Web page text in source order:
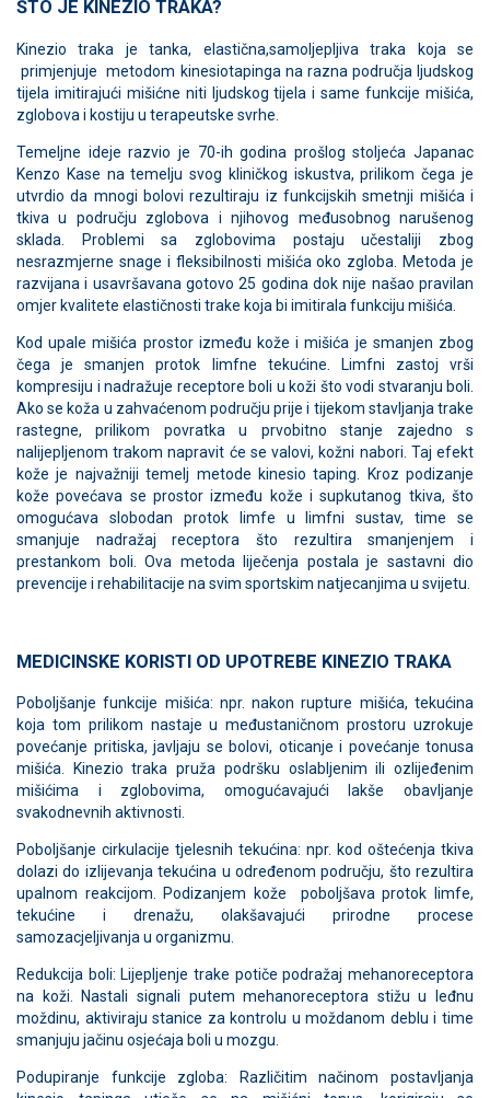
ŠTO JE KINEZIO TRAKA?
Kinezio traka je tanka, elastična,samoljepljiva traka koja se
primjenjuje metodom kinesiotapinga na razna područja ljudskog
tijela imitirajući mišićne niti ljudskog tijela i same funkcije mišića,
zglobova i kostiju u terapeutske svrhe.
Temeljne ideje razvio je 70-ih godina prošlog stoljeća Japanac
Kenzo Kase na temelju svog kliničkog iskustva, prilikom čega je
utvrdio da mnogi bolovi rezultiraju iz funkcijskih smetnji mišića i
tkiva u području zglobova i njihovog međusobnog narušenog
sklada. Problemi sa zglobovima postaju učestaliji zbog
nesrazmjerne snage i fleksibilnosti mišića oko zgloba. Metoda je
razvijana i usavršavana gotovo 25 godina dok nije našao pravilan
omjer kvalitete elastičnosti trake koja bi imitirala funkciju mišića.
Kod upale mišića prostor između kože i mišića je smanjen zbog
čega je smanjen protok limfne tekućine. Limfni zastoj vrši
kompresiju i nadražuje receptore boli u koži što vodi stvaranju boli.
Ako se koža u zahvaćenom području prije i tijekom stavljanja trake
rastegne, prilikom povratka u prvobitno stanje zajedno s
nalijepljenom trakom napravit će se valovi, kožni nabori. Taj efekt
kože je najvažniji temelj metode kinesio taping. Kroz podizanje
kože povećava se prostor između kože i supkutanog tkiva, što
omogućava slobodan protok limfe u limfni sustav, time se
smanjuje nadražaj receptora što rezultira smanjenjem i
prestankom boli. Ova metoda liječenja postala je sastavni dio
prevencije i rehabilitacije na svim sportskim natjecanjima u svijetu.
MEDICINSKE KORISTI OD UPOTREBE KINEZIO TRAKA
Poboljšanje funkcije mišića: npr. nakon rupture mišića, tekućina
koja tom prilikom nastaje u međustaničnom prostoru uzrokuje
povećanje pritiska, javljaju se bolovi, oticanje i povećanje tonusa
mišića. Kinezio traka pruža podršku oslabljenim ili ozlijeđenim
mišićima i zglobovima, omogućavajući lakše obavljanje
svakodnevnih aktivnosti.
Poboljšanje cirkulacije tjelesnih tekućina: npr. kod oštećenja tkiva
dolazi do izlijevanja tekućina u određenom području, što rezultira
upalnom reakcijom. Podizanjem kože poboljšava protok limfe,
tekućine i drenažu, olakšavajući prirodne procese
samozacjeljivanja u organizmu.
Redukcija boli: Lijepljenje trake potiče podražaj mehanoreceptora
na koži. Nastali signali putem mehanoreceptora stižu u leđnu
moždinu, aktiviraju stanice za kontrolu u moždanom deblu i time
smanjuju jačinu osjećaja boli u mozgu.
Podupiranje funkcije zgloba: Različitim načinom postavljanja